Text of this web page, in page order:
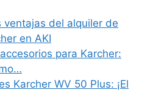
ventajas del alquiler de
en AKI
para Karcher:
Karcher WV 50 Plus: ¡El